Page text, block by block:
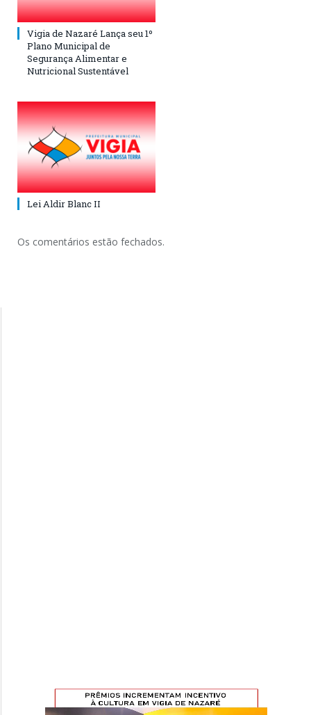
Vigia de Nazaré Lança seu 1º
Plano Municipal de
Segurança Alimentar e
Nutricional Sustentável
Lei Aldir Blanc II
Os comentários estão fechados.